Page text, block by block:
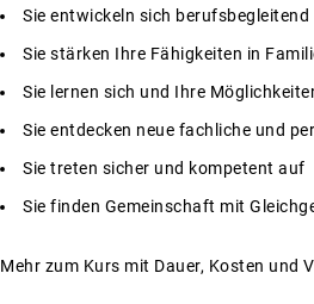
Sie entwickeln sich
Sie stärken Ihre Fähigkeiten in
Sie lernen sich und Ihre
Sie entdecken neue fachliche und
Sie treten sicher und kompetent auf
Sie finden Gemeinschaft mit
Mehr zum Kurs mit Dauer, Kosten und